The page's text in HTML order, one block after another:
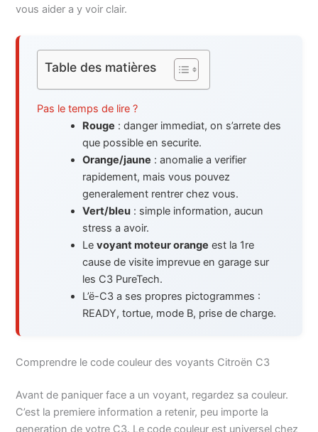
vous aider a y voir clair.
Table des matières
Pas le temps de lire ?
Rouge : danger immediat, on s’arrete des
que possible en securite.
Orange/jaune : anomalie a verifier
rapidement, mais vous pouvez
generalement rentrer chez vous.
Vert/bleu : simple information, aucun
stress a avoir.
Levoyant moteur orange est la 1re
cause de visite imprevue en garage sur
les C3 PureTech.
L’ë-C3 a ses propres pictogrammes :
READY, tortue, mode B, prise de charge.
Comprendre le code couleur des voyants Citroën C3
Avant de paniquer face a un voyant, regardez sa couleur.
C’est la premiere information a retenir, peu importe la
generation de votre C3. Le code couleur est universel chez